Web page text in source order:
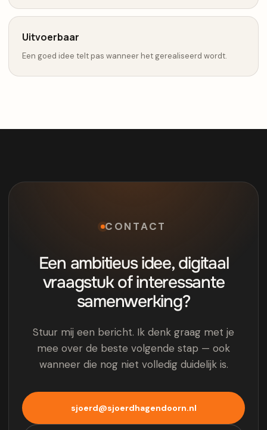
Uitvoerbaar
Een goed idee telt pas wanneer het gerealiseerd wordt.
CONTACT
Een ambitieus idee, digitaal
vraagstuk of interessante
samenwerking?
Stuur mij een bericht. Ik denk graag met je
mee over de beste volgende stap — ook
wanneer die nog niet volledig duidelijk is.
sjoerd@sjoerdhagendoorn.nl